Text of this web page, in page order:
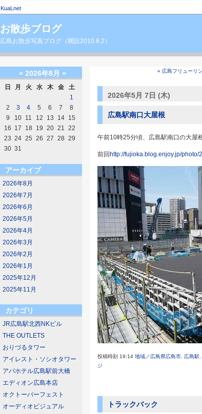
KuaLnet
お散歩ブログ
広島お散歩写真ブログ（開設2010.8.2）
« 2026年8月 »
日 月 火 水 木 金
土
1
2
3 4 5 6 7
8
9
10 11 12 13 14
15
16 17 18 19 20 21 22
23 24 25 26 27 28 29
30 31
アーカイブ
2026年8月
2026年7月
2026年6月
2026年5月
2026年4月
2026年3月
2026年2月
2026年1月
2025年12月
2025年11月
カテゴリ
JR広島駅北西NKビル
THE OUTLETS
おりづるタワー
アイレスト・ソシオタワー
アパホテル広島駅前大橋
エディオン広島本店
オクトーバーフェスト
オーディオビジュアル
« 広島フリューリ
2026年5月 7日 (木)
広島駅南口大屋根
午前10時25分頃、広島駅南口の大屋
前回http://fujioka.blog.enjoy.jp/photo/
投稿時刻 19:14 地域／広島県広島市, 広島駅,
ジ
トラックバック